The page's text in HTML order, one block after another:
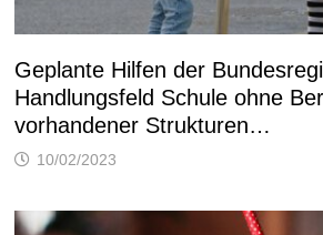
Geplante Hilfen der
Handlungsfeld Schule ohne
vorhandener Strukturen…
10/02/2023